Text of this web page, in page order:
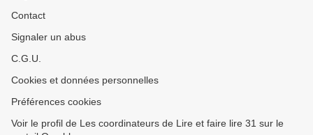
Contact
Signaler un abus
C.G.U.
Cookies et données personnelles
Préférences cookies
Voir le profil de Les coordinateurs de Lire et faire lire 31 sur le